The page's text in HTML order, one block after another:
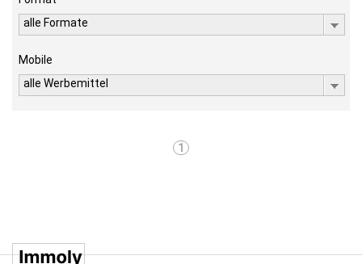
alle Formate
Mobile
alle Werbemittel
1